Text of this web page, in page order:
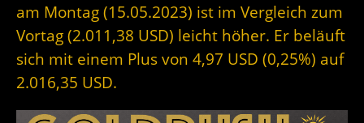
am Montag (15.05.2023) ist im Vergleich zum
Vortag (2.011,38 USD) leicht höher. Er beläuft
sich mit einem Plus von 4,97 USD (0,25%) auf
2.016,35 USD.